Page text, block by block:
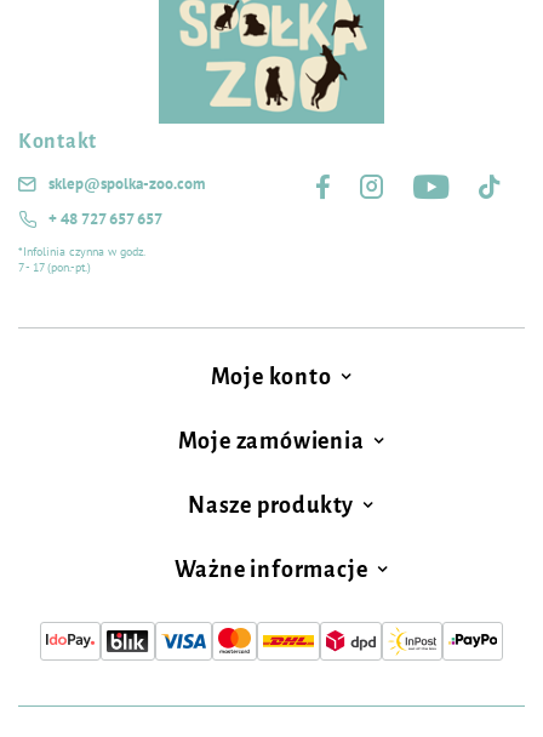
Kontakt
sklep@spolka-zoo.com
+ 48 727 657 657
*Infolinia czynna w godz.
7 - 17 (pon.-pt.)
Moje konto
Moje zamówienia
Nasze produkty
Ważne informacje